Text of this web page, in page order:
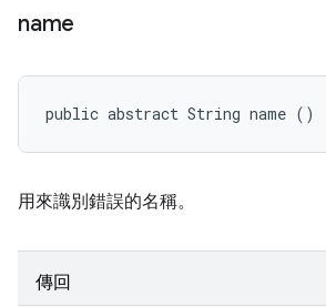
name
public abstract String name ()
用來識別錯誤的名稱。
傳回